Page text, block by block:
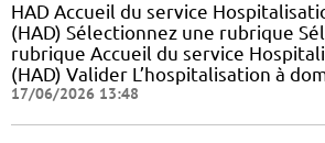
HAD Accueil du service
(HAD) Sélectionnez une rubrique
rubrique Accueil du service
(HAD) Valider L’hospitalisation à
17/06/2026 13:48